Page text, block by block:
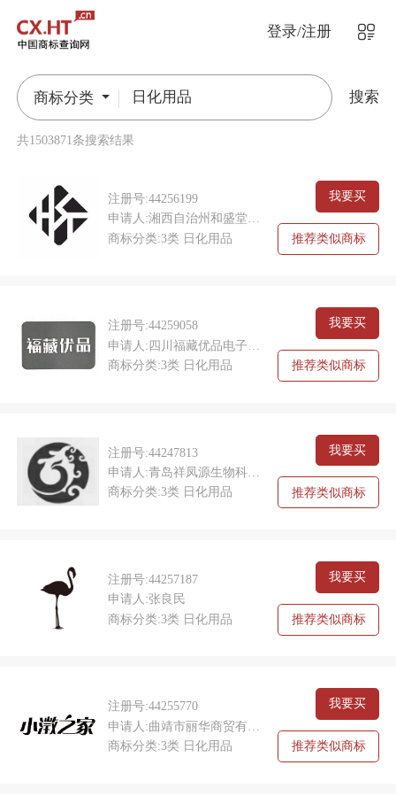
登录/注册
商标分类 搜索
共1503871条搜索结果
注册号:44256199
申请人:湘西自治州和盛堂商业管理有限公司
商标分类:3类 日化用品
我要买
推荐类似商标
注册号:44259058
商标分类:3类 日化用品
我要买
推荐类似商标
注册号:44247813
申请人:青岛祥凤源生物科技有限责任公司
商标分类:3类 日化用品
我要买
推荐类似商标
注册号:44257187
申请人:张良民
商标分类:3类 日化用品
我要买
推荐类似商标
注册号:44255770
商标分类:3类 日化用品
我要买
推荐类似商标